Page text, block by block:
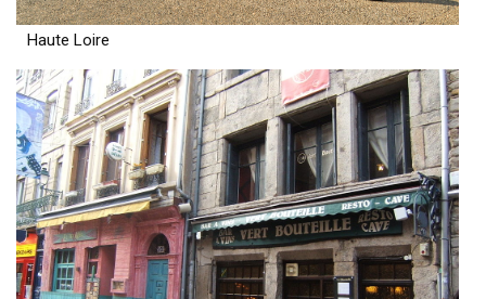
Haute Loire